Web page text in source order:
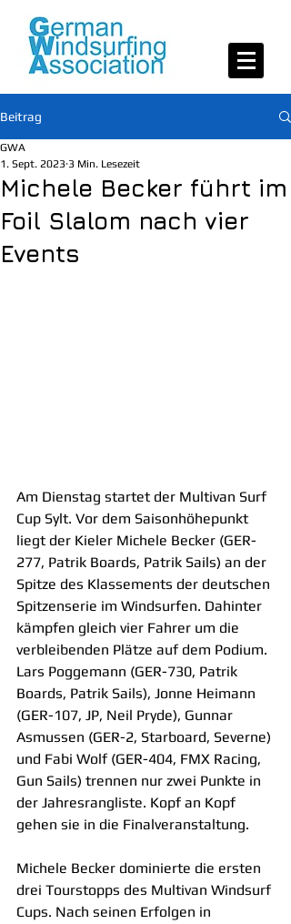
Beitrag
Michele Becker führt im
Foil Slalom nach vier
Events
GWA
1. Sept. 2023 3 Min. Lesezeit
Am Dienstag startet der Multivan Surf
Cup Sylt. Vor dem Saisonhöhepunkt
liegt der Kieler Michele Becker (GER-
277, Patrik Boards, Patrik Sails) an der
Spitze des Klassements der deutschen
Spitzenserie im Windsurfen. Dahinter
kämpfen gleich vier Fahrer um die
verbleibenden Plätze auf dem Podium.
Lars Poggemann (GER-730, Patrik
Boards, Patrik Sails), Jonne Heimann
(GER-107, JP, Neil Pryde), Gunnar
Asmussen (GER-2, Starboard, Severne)
und Fabi Wolf (GER-404, FMX Racing,
Gun Sails) trennen nur zwei Punkte in
der Jahresrangliste. Kopf an Kopf
gehen sie in die Finalveranstaltung.
Michele Becker dominierte die ersten
drei Tourstopps des Multivan Windsurf
Cups. Nach seinen Erfolgen in